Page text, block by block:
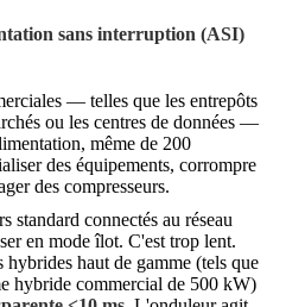
sans interruption (ASI)
— telles que les entrepôts
ou les centres de données —
même de 200
des équipements, corrompre
des compresseurs.
standard connectés au réseau
en mode îlot. C'est trop lent.
hybrides haut de gamme (tels que
hybride commercial de 500 kW)